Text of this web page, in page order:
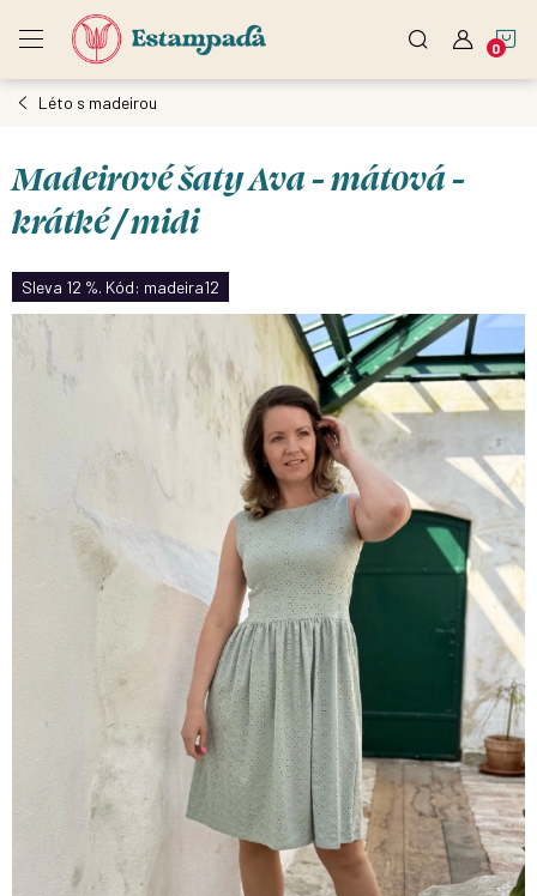
Léto s madeirou
Madeirové šaty Ava - mátová -
krátké / midi
Sleva 12 %. Kód: madeira12